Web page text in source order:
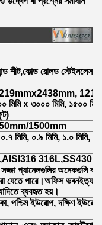
শীট,কোল্ড রোলড স্টেইনলেস
মিমি x ৩০০০ মিমি, ১৫০০
1500mm
মিমি, ০.৯ মিমি, ১.০ মিমি,
316L,SS430
প্যানেলগুলির অনেকগুলি
যেতে পারে।অফিস
ব্যবহৃত হয়।
পশ্চিম ইউরোপ, দক্ষিণ